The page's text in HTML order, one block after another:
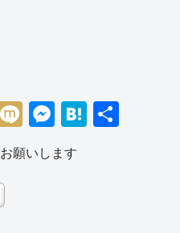
Bl
M
ixi
M
e
ss
H
願いします